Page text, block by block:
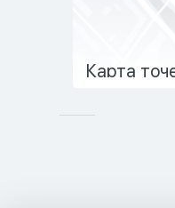
Карта